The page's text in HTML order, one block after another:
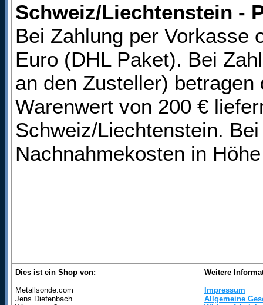
Schweiz/Liechtenstein -
Bei Zahlung per Vorkasse
Euro (DHL Paket). Bei
an den Zusteller)
Warenwert von 200 €
Schweiz/Liechtenstein.
Nachnahmekosten in
Dies ist ein Shop von:
Metallsonde.com
Jens Diefenbach
Weitere
Impressum
Allgemeine